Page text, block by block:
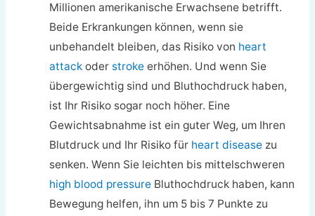
Millionen amerikanische Erwachsene betrifft.
Beide Erkrankungen können, wenn sie
unbehandelt bleiben, das Risiko von heart
attack oder stroke erhöhen. Und wenn Sie
übergewichtig sind und Bluthochdruck haben,
ist Ihr Risiko sogar noch höher. Eine
Gewichtsabnahme ist ein guter Weg, um Ihren
Blutdruck und Ihr Risiko für heart disease zu
senken. Wenn Sie leichten bis mittelschweren
high blood pressure Bluthochdruck haben, kann
Bewegung helfen, ihn um 5 bis 7 Punkte zu